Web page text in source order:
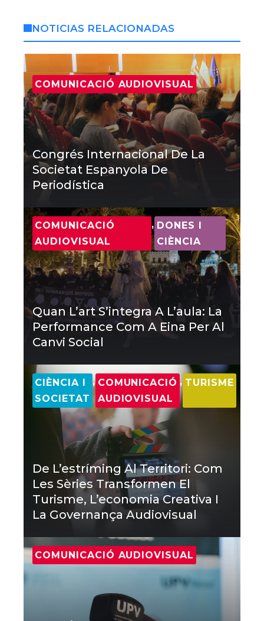
NOTICIAS RELACIONADAS
COMUNICACIÓ AUDIOVISUAL
Congrés Internacional De La
Societat Espanyola De
Periodística
COMUNICACIÓ
AUDIOVISUAL
, DONES I
CIÈNCIA
Quan L’art S’integra A L’aula: La
Performance Com A Eina Per Al
Canvi Social
CIÈNCIA I
SOCIETAT
, COMUNICACIÓ
AUDIOVISUAL
, TURISME
De L’estríming Al Territori: Com
Les Sèries Transformen El
Turisme, L’economia Creativa I
La Governança Audiovisual
COMUNICACIÓ AUDIOVISUAL